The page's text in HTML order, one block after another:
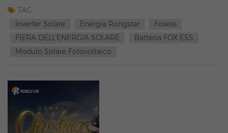
TAG :
Inverter Solare
Energia Rongstar
Foxess
FIERA DELL'ENERGIA SOLARE
Batteria FOX ESS
Modulo Solare Fotovoltaico